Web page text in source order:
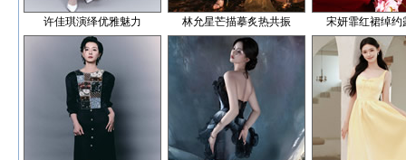
许佳琪演绎优雅魅力 林允星芒描摹炙热共振 宋妍霏红裙绰约